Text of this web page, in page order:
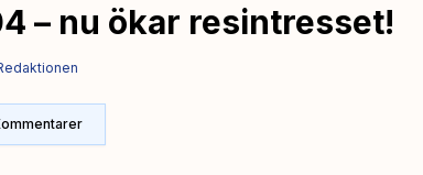
– nu ökar resintresset!